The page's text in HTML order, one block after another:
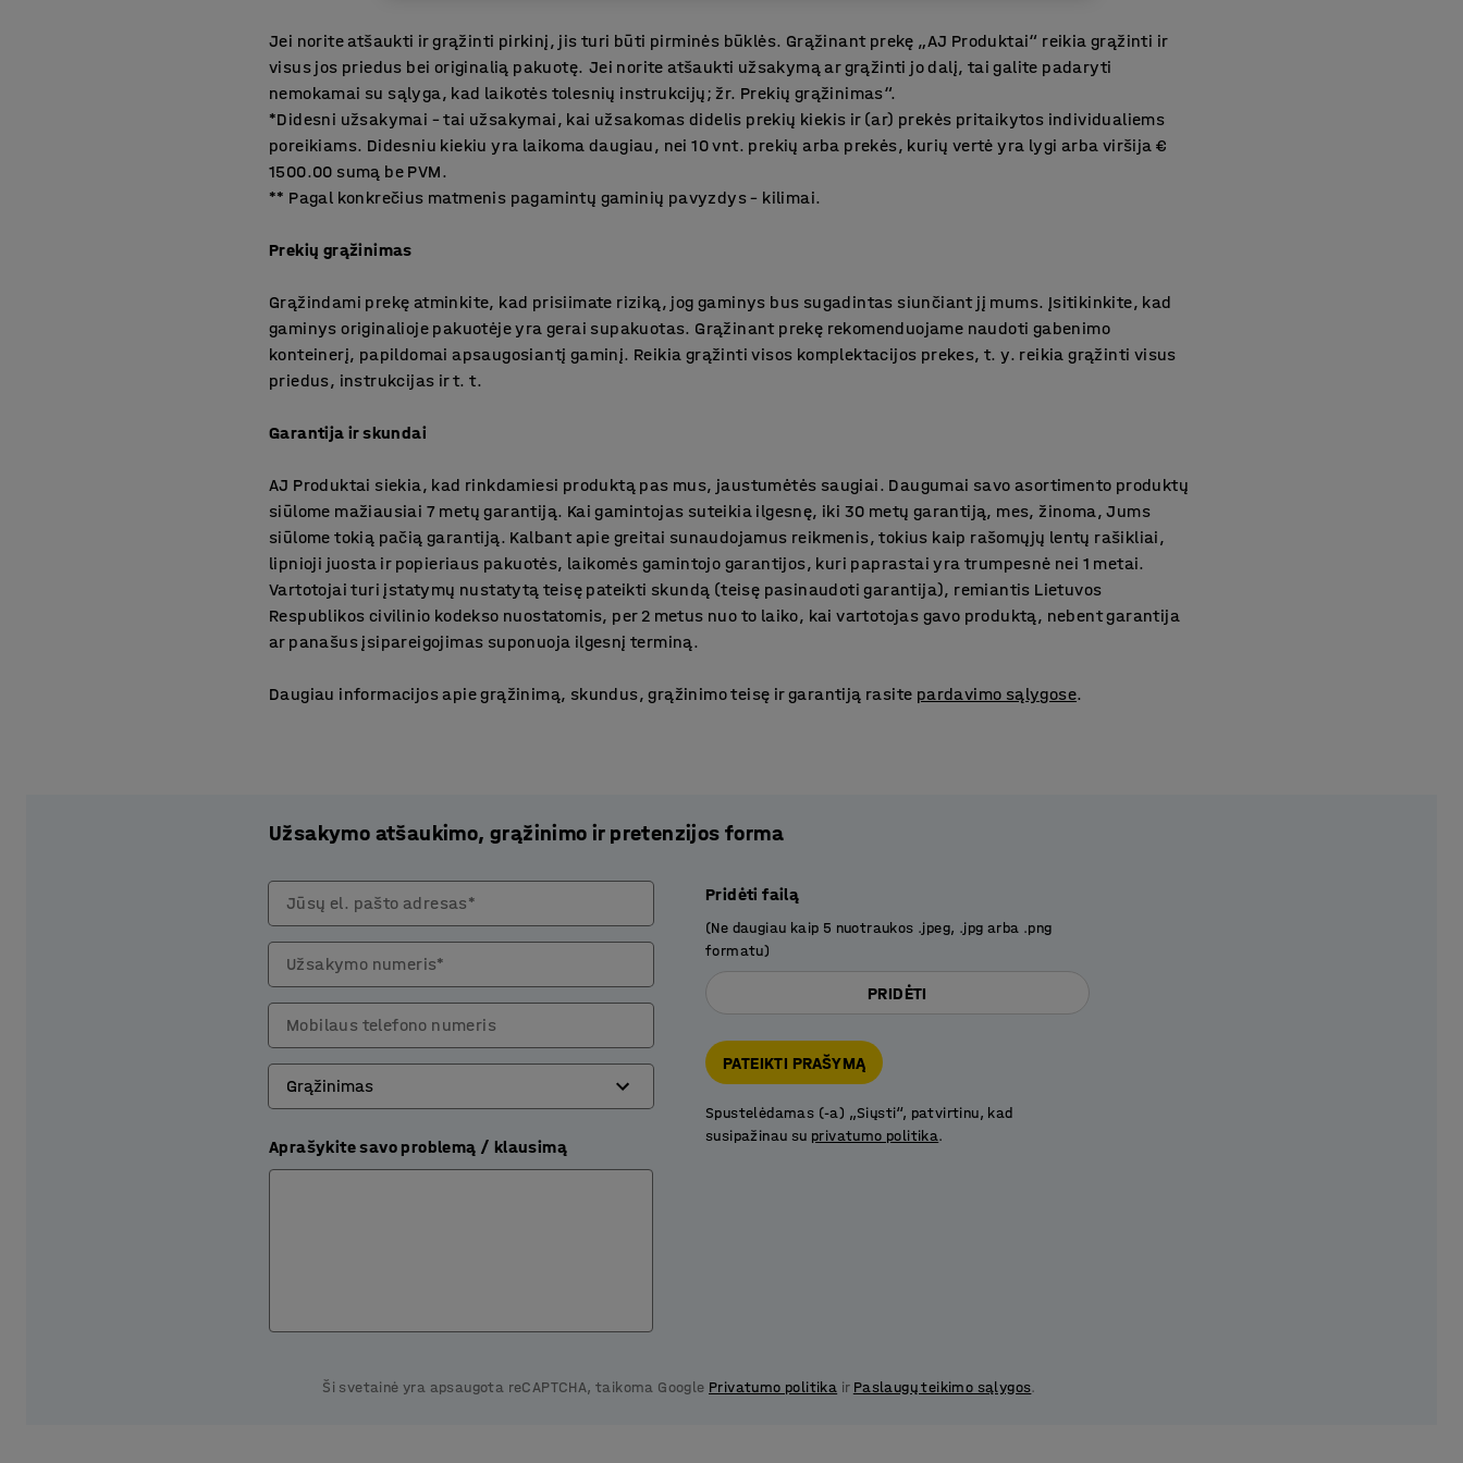
Jei norite atšaukti ir grąžinti pirkinį, jis turi būti pirminės būklės. Grąžinant prekę „AJ Produktai“ reikia grąžinti ir
visus jos priedus bei originalią pakuotę. Jei norite atšaukti užsakymą ar grąžinti jo dalį, tai galite padaryti
nemokamai su sąlyga, kad laikotės tolesnių instrukcijų; žr. Prekių grąžinimas“.
*Didesni užsakymai – tai užsakymai, kai užsakomas didelis prekių kiekis ir (ar) prekės pritaikytos individualiems
poreikiams. Didesniu kiekiu yra laikoma daugiau, nei 10 vnt. prekių arba prekės, kurių vertė yra lygi arba viršija €
1500.00 sumą be PVM.
** Pagal konkrečius matmenis pagamintų gaminių pavyzdys – kilimai.
Prekių grąžinimas
Grąžindami prekę atminkite, kad prisiimate riziką, jog gaminys bus sugadintas siunčiant jį mums. Įsitikinkite, kad
gaminys originalioje pakuotėje yra gerai supakuotas. Grąžinant prekę rekomenduojame naudoti gabenimo
konteinerį, papildomai apsaugosiantį gaminį. Reikia grąžinti visos komplektacijos prekes, t. y. reikia grąžinti visus
priedus, instrukcijas ir t. t.
Garantija ir skundai
AJ Produktai siekia, kad rinkdamiesi produktą pas mus, jaustumėtės saugiai. Daugumai savo asortimento produktų
siūlome mažiausiai 7 metų garantiją. Kai gamintojas suteikia ilgesnę, iki 30 metų garantiją, mes, žinoma, Jums
siūlome tokią pačią garantiją. Kalbant apie greitai sunaudojamus reikmenis, tokius kaip rašomųjų lentų rašikliai,
lipnioji juosta ir popieriaus pakuotės, laikomės gamintojo garantijos, kuri paprastai yra trumpesnė nei 1 metai.
Vartotojai turi įstatymų nustatytą teisę pateikti skundą (teisę pasinaudoti garantija), remiantis Lietuvos
Respublikos civilinio kodekso nuostatomis, per 2 metus nuo to laiko, kai vartotojas gavo produktą, nebent garantija
ar panašus įsipareigojimas suponuoja ilgesnį terminą.
Daugiau informacijos apie grąžinimą, skundus, grąžinimo teisę ir garantiją rasite pardavimo sąlygose.
Užsakymo atšaukimo, grąžinimo ir pretenzijos forma
Jūsų el. pašto adresas*
Užsakymo numeris*
Mobilaus telefono numeris
Aprašykite savo problemą / klausimą
Pridėti failą
(Ne daugiau kaip 5 nuotraukos .jpeg, .jpg arba .png
formatu)
PRIDĖTI
PATEIKTI PRAŠYMĄ
Spustelėdamas (-a) „Siųsti“, patvirtinu, kad
susipažinau su privatumo politika.
Ši svetainė yra apsaugota reCAPTCHA, taikoma Google Privatumo politika ir Paslaugų teikimo sąlygos.